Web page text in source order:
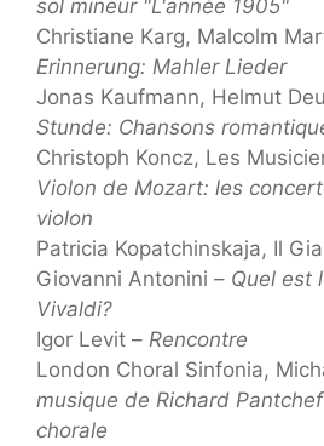
sol mineur "L'année 1905"
Christiane Karg, Malcolm
Erinnerung: Mahler Lieder
Jonas Kaufmann, Helmut
Stunde: Chansons
Christoph Koncz, Les
Violon de Mozart: les
violon
Patricia Kopatchinskaja, Il
Giovanni Antonini – Quel est
Vivaldi?
Igor Levit – Rencontre
London Choral Sinfonia,
musique de Richard
chorale